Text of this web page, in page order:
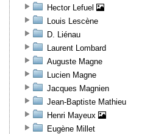
Hector Lefuel
Louis Lescène
D. Liénau
Laurent Lombard
Auguste Magne
Lucien Magne
Jacques Magnien
Jean-Baptiste Mathieu
Henri Mayeux
Eugène Millet